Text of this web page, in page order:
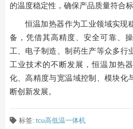
的温度稳定性，确保产品质量符合标
恒温加热器作为工业领域实现
备，凭借其高精度、安全可靠、
工、电子制造、制药生产等众多行
工业技术的不断发展，恒温加热
化、高精度与宽温域控制、模块化
断创新发展。
标签: tcu高低温一体机